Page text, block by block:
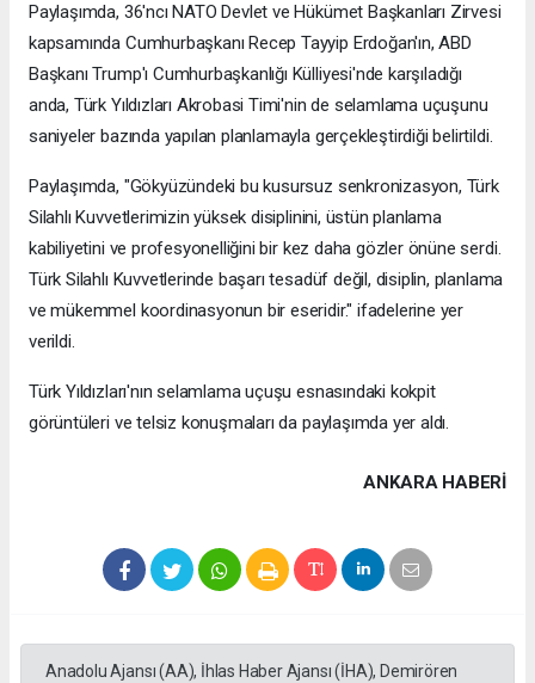
Paylaşımda, 36'ncı NATO Devlet ve Hükümet Başkanları Zirvesi
kapsamında Cumhurbaşkanı Recep Tayyip Erdoğan'ın, ABD
Başkanı Trump'ı Cumhurbaşkanlığı Külliyesi'nde karşıladığı
anda, Türk Yıldızları Akrobasi Timi'nin de selamlama uçuşunu
saniyeler bazında yapılan planlamayla gerçekleştirdiği belirtildi.
Paylaşımda, "Gökyüzündeki bu kusursuz senkronizasyon, Türk
Silahlı Kuvvetlerimizin yüksek disiplinini, üstün planlama
kabiliyetini ve profesyonelliğini bir kez daha gözler önüne serdi.
Türk Silahlı Kuvvetlerinde başarı tesadüf değil, disiplin, planlama
ve mükemmel koordinasyonun bir eseridir." ifadelerine yer
verildi.
Türk Yıldızları'nın selamlama uçuşu esnasındaki kokpit
görüntüleri ve telsiz konuşmaları da paylaşımda yer aldı.
ANKARA HABERİ
Anadolu Ajansı (AA), İhlas Haber Ajansı (İHA), Demirören